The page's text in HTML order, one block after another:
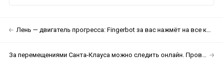
Лень — двигатель прогресса: Fingerbot за вас нажмёт на все кнопки
За перемещениями Санта-Клауса можно следить онлайн. Проверьте сами!